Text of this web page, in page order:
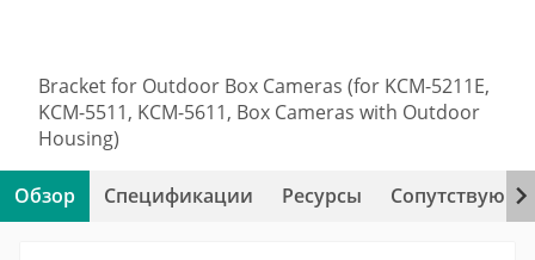
Bracket for Outdoor Box Cameras (for KCM-5211E,
KCM-5511, KCM-5611, Box Cameras with Outdoor
Housing)
Обзор Спецификации Ресурсы